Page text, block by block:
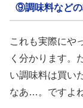
⑨調味料などの
これも実際にや
く分かります。
い調味料は買い
なあ…。ですよね